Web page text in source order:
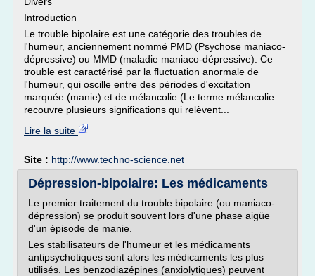
Introduction
Le trouble bipolaire est une catégorie des troubles de
l'humeur, anciennement nommé PMD (Psychose maniaco-
dépressive) ou MMD (maladie maniaco-dépressive). Ce
trouble est caractérisé par la fluctuation anormale de
l'humeur, qui oscille entre des périodes d'excitation
marquée (manie) et de mélancolie (Le terme mélancolie
recouvre plusieurs significations qui relèvent...
Lire la suite
Site : http://www.techno-science.net
Dépression-bipolaire: Les médicaments
Le premier traitement du trouble bipolaire (ou maniaco-
dépression) se produit souvent lors d'une phase aigüe
d'un épisode de manie.
Les stabilisateurs de l'humeur et les médicaments
antipsychotiques sont alors les médicaments les plus
utilisés. Les benzodiazépines (anxiolytiques) peuvent